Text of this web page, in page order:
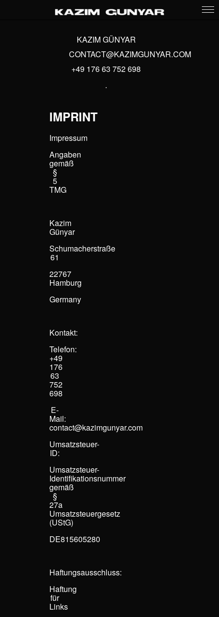
KAZIM GÜNYAR
CONTACT@KAZIMGUNYAR.COM
+49 176 63 752 698
.
IMPRINT
Impressum​
Angaben
gemäß
§
5
TMG
Kazim
Günyar
Schumacherstraße
61
22767
Hamburg
Germany
Kontakt:
Telefon:
+49
176
63
752
698
E-
Mail:
contact@kazimgunyar.com
Umsatzsteuer-
ID:
Umsatzsteuer-
Identifikationsnummer
gemäß
§
27a
Umsatzsteuergesetz
(UStG)
DE815605280
Haftungsausschluss:
Haftung
für
Links